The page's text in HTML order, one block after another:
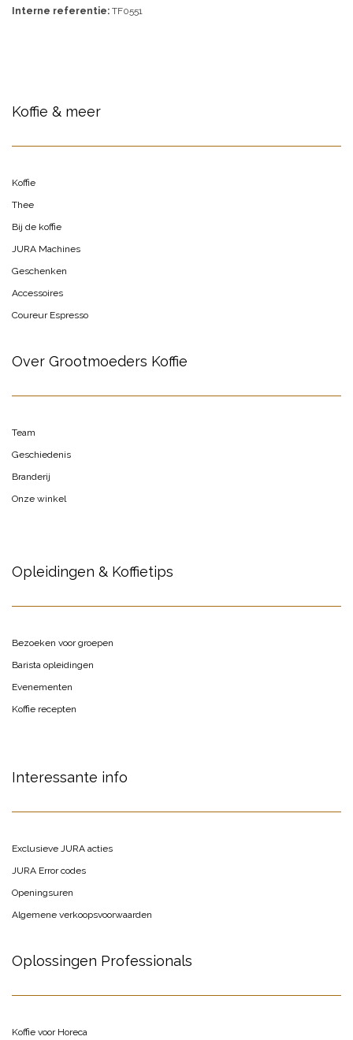
Interne referentie: TF0551
Koffie & meer
Koffie
Thee
Bij de koffie
JURA Machines
Geschenken
Accessoires
Coureur Espresso
Over Grootmoeders Koffie
Team
Geschiedenis
Branderij
Onze winkel
Opleidingen & Koffietips
Bezoeken voor groepen
Barista opleidingen
Evenementen
Koffie recepten
Interessante info
Exclusieve JURA acties
JURA Error codes
Openingsuren
Algemene verkoopsvoorwaarden
Oplossingen Professionals
Koffie voor Horeca